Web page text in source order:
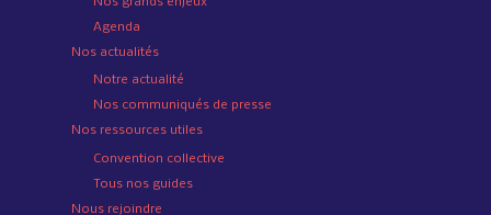
Agenda
Nos actualités
Notre actualité
Nos communiqués de presse
Nos ressources utiles
Convention collective
Tous nos guides
Nous rejoindre